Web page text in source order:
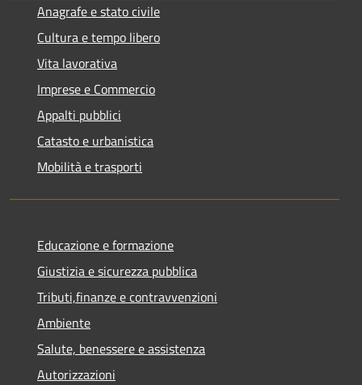
Anagrafe e stato civile
Cultura e tempo libero
Vita lavorativa
Imprese e Commercio
Appalti pubblici
Catasto e urbanistica
Mobilità e trasporti
Educazione e formazione
Giustizia e sicurezza pubblica
Tributi,finanze e contravvenzioni
Ambiente
Salute, benessere e assistenza
Autorizzazioni